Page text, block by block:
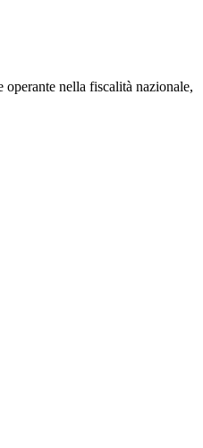
nella fiscalità nazionale,